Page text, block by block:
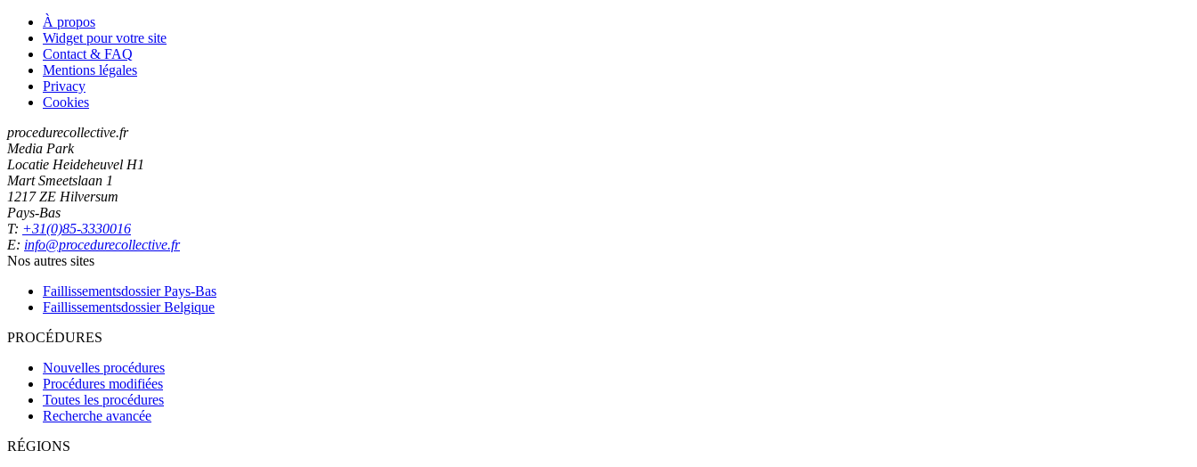
À propos
Widget pour votre site
Contact & FAQ
Mentions légales
Privacy
Cookies
procedurecollective.fr
Media Park
Locatie Heideheuvel H1
Mart Smeetslaan 1
1217 ZE Hilversum
Pays-Bas
T: +31(0)85-3330016
E: info@procedurecollective.fr
Nos autres sites
Faillissementsdossier Pays-Bas
Faillissementsdossier Belgique
PROCÉDURES
Nouvelles procédures
Procédures modifiées
Toutes les procédures
Recherche avancée
RÉGIONS